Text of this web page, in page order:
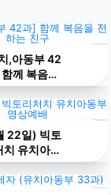
,아동부 42
께 복음을
하는 친구
22일) 빅토
치 유치아동
영상예배